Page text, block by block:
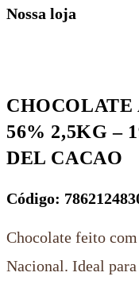
Nossa loja
56% 2,5KG –
DEL CACAO
Código:
Chocolate feito
Nacional. Ideal